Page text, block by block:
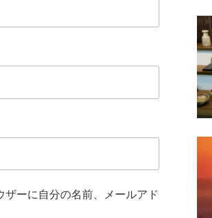
ーに自分の名前、メールアド